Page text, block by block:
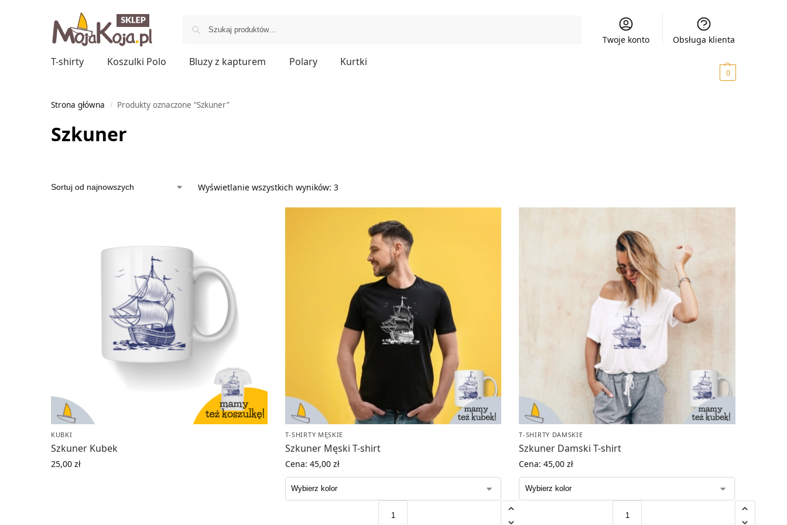
Twoje konto Obsługa klienta
T-shirty Koszulki Polo Bluzy z kapturem Polary
Kurtki
0
Strona główna / Produkty oznaczone “Szkuner”
Szkuner
Wyświetlanie wszystkich wyników: 3
KUBKI
Szkuner Kubek
25,00 zł
T-SHIRTY MĘSKIE
Szkuner Męski T-shirt
Cena: 45,00 zł
T-SHIRTY DAMSKIE
Szkuner Damski T-shirt
Cena:45,00zł